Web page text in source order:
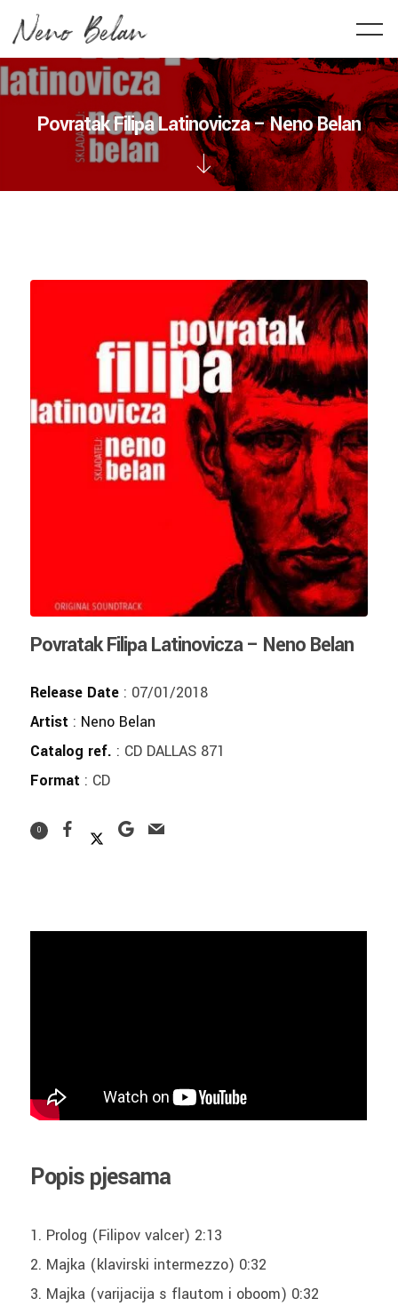
Povratak Filipa Latinovicza – Neno Belan
Popis pjesama
Prolog (Filipov valcer) 2:13
Majka (klavirski intermezzo) 0:32
Majka (varijacija s flautom i oboom) 0:32
Povratak Filipa Latinovicza – Neno Belan
Release Date : 07/01/2018
Artist : Neno Belan
Catalog ref. : CD DALLAS 871
Format : CD
0